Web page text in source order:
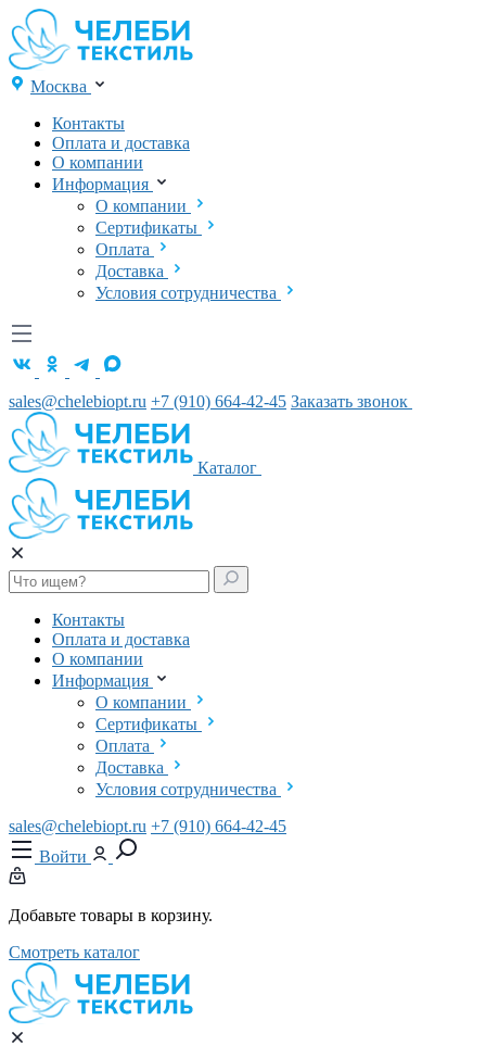
Москва
Контакты
Оплата и доставка
О компании
Информация
О компании
Сертификаты
Оплата
Доставка
Условия сотрудничества
sales@chelebiopt.ru +7 (910) 664-42-45 Заказать звонок
Каталог
Контакты
Оплата и доставка
О компании
Информация
О компании
Сертификаты
Оплата
Доставка
Условия сотрудничества
sales@chelebiopt.ru +7 (910) 664-42-45
Войти
Добавьте товары в корзину.
Смотреть каталог